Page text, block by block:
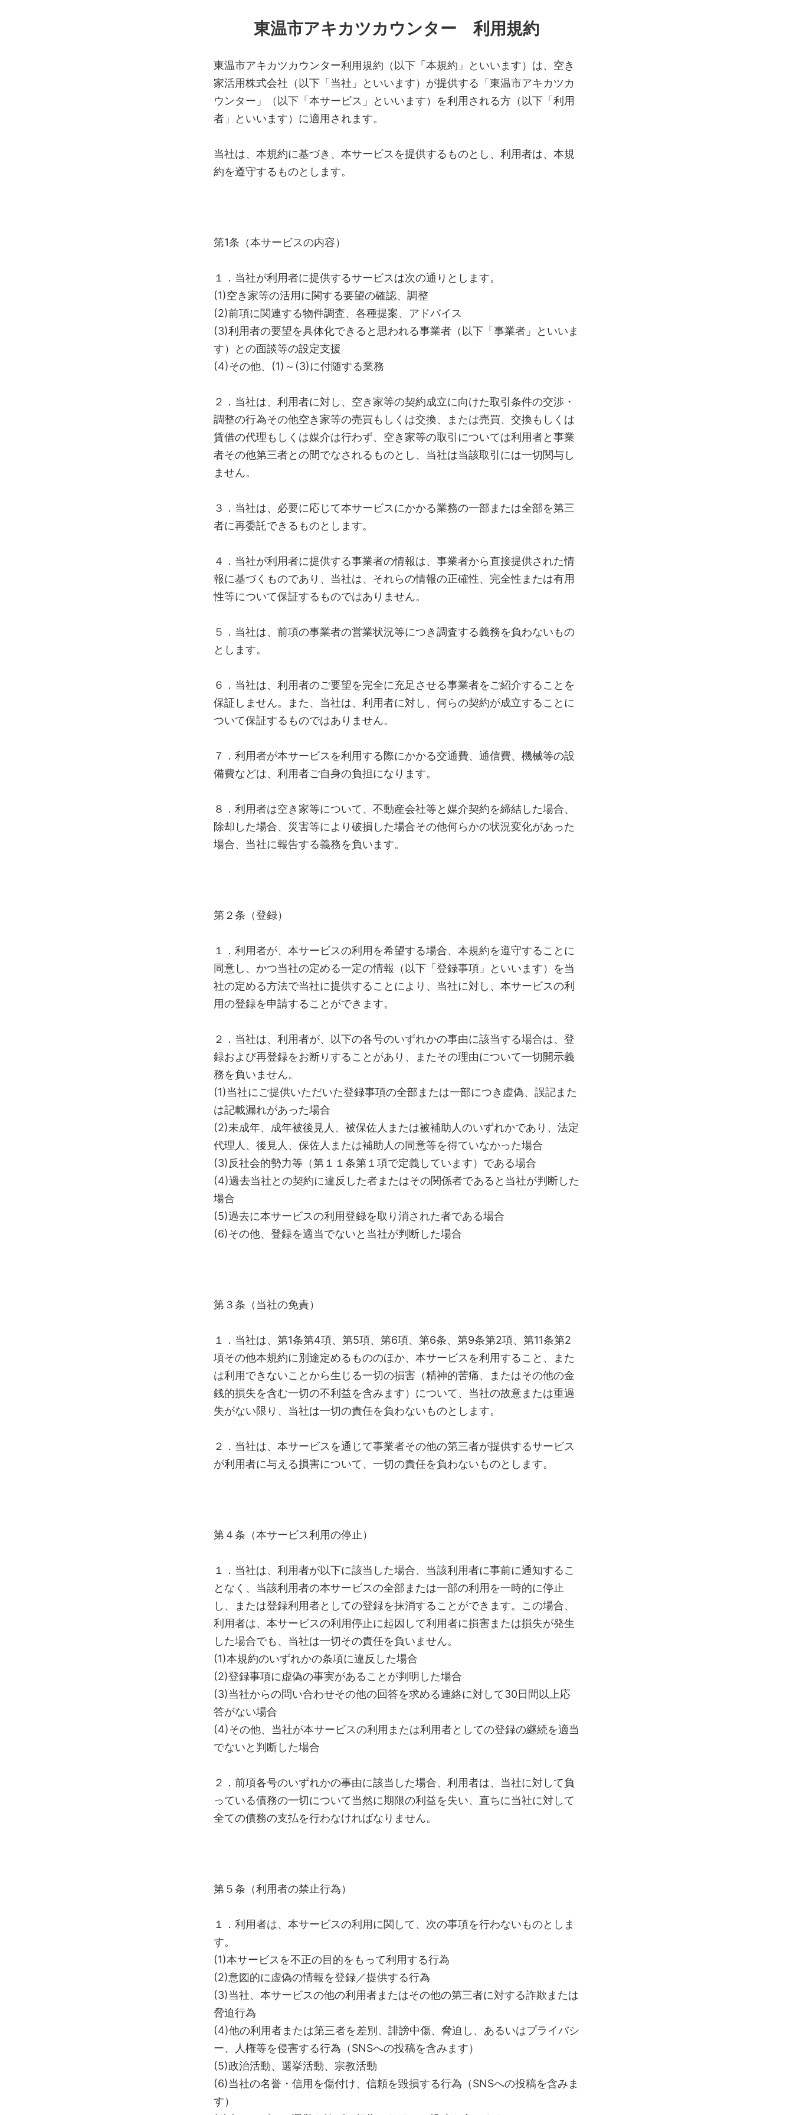
東温市アキカツカウンター 利用規約
東温市アキカツカウンター利用規約（以下「本規約」といいます）は、空き
家活用株式会社（以下「当社」といいます）が提供する「東温市アキカツカ
ウンター」（以下「本サービス」といいます）を利用される方（以下「利用
者」といいます）に適用されます。
当社は、本規約に基づき、本サービスを提供するものとし、利用者は、本規
約を遵守するものとします。
第1条（本サービスの内容）
１．当社が利用者に提供するサービスは次の通りとします。
(1)空き家等の活用に関する要望の確認、調整
(2)前項に関連する物件調査、各種提案、アドバイス
(3)利用者の要望を具体化できると思われる事業者（以下「事業者」といいま
す）との面談等の設定支援
(4)その他、(1)～(3)に付随する業務
２．当社は、利用者に対し、空き家等の契約成立に向けた取引条件の交渉・
調整の行為その他空き家等の売買もしくは交換、または売買、交換もしくは
賃借の代理もしくは媒介は行わず、空き家等の取引については利用者と事業
者その他第三者との間でなされるものとし、当社は当該取引には一切関与し
ません。
３．当社は、必要に応じて本サービスにかかる業務の一部または全部を第三
者に再委託できるものとします。
４．当社が利用者に提供する事業者の情報は、事業者から直接提供された情
報に基づくものであり、当社は、それらの情報の正確性、完全性または有用
性等について保証するものではありません。
５．当社は、前項の事業者の営業状況等につき調査する義務を負わないもの
とします。
６．当社は、利用者のご要望を完全に充足させる事業者をご紹介することを
保証しません。また、当社は、利用者に対し、何らの契約が成立することに
ついて保証するものではありません。
７．利用者が本サービスを利用する際にかかる交通費、通信費、機械等の設
備費などは、利用者ご自身の負担になります。
８．利用者は空き家等について、不動産会社等と媒介契約を締結した場合、
除却した場合、災害等により破損した場合その他何らかの状況変化があった
場合、当社に報告する義務を負います。
第２条（登録）
１．利用者が、本サービスの利用を希望する場合、本規約を遵守することに
同意し、かつ当社の定める一定の情報（以下「登録事項」といいます）を当
社の定める方法で当社に提供することにより、当社に対し、本サービスの利
用の登録を申請することができます。
２．当社は、利用者が、以下の各号のいずれかの事由に該当する場合は、登
録および再登録をお断りすることがあり、またその理由について一切開示義
務を負いません。
(1)当社にご提供いただいた登録事項の全部または一部につき虚偽、誤記また
は記載漏れがあった場合
(2)未成年、成年被後見人、被保佐人または被補助人のいずれかであり、法定
代理人、後見人、保佐人または補助人の同意等を得ていなかった場合
(3)反社会的勢力等（第１１条第１項で定義しています）である場合
(4)過去当社との契約に違反した者またはその関係者であると当社が判断した
場合
(5)過去に本サービスの利用登録を取り消された者である場合
(6)その他、登録を適当でないと当社が判断した場合
第３条（当社の免責）
１．当社は、第1条第4項、第5項、第6項、第6条、第9条第2項、第11条第2
項その他本規約に別途定めるもののほか、本サービスを利用すること、また
は利用できないことから生じる一切の損害（精神的苦痛、またはその他の金
銭的損失を含む一切の不利益を含みます）について、当社の故意または重過
失がない限り、当社は一切の責任を負わないものとします。
２．当社は、本サービスを通じて事業者その他の第三者が提供するサービス
が利用者に与える損害について、一切の責任を負わないものとします。
第４条（本サービス利用の停止）
１．当社は、利用者が以下に該当した場合、当該利用者に事前に通知するこ
となく、当該利用者の本サービスの全部または一部の利用を一時的に停止
し、または登録利用者としての登録を抹消することができます。この場合、
利用者は、本サービスの利用停止に起因して利用者に損害または損失が発生
した場合でも、当社は一切その責任を負いません。
(1)本規約のいずれかの条項に違反した場合
(2)登録事項に虚偽の事実があることが判明した場合
(3)当社からの問い合わせその他の回答を求める連絡に対して30日間以上応
答がない場合
(4)その他、当社が本サービスの利用または利用者としての登録の継続を適当
でないと判断した場合
２．前項各号のいずれかの事由に該当した場合、利用者は、当社に対して負
っている債務の一切について当然に期限の利益を失い、直ちに当社に対して
全ての債務の支払を行わなければなりません。
第５条（利用者の禁止行為）
１．利用者は、本サービスの利用に関して、次の事項を行わないものとしま
す。
(1)本サービスを不正の目的をもって利用する行為
(2)意図的に虚偽の情報を登録／提供する行為
(3)当社、本サービスの他の利用者またはその他の第三者に対する詐欺または
脅迫行為
(4)他の利用者または第三者を差別、誹謗中傷、脅迫し、あるいはプライバシ
ー、人権等を侵害する行為（SNSへの投稿を含みます）
(5)政治活動、選挙活動、宗教活動
(6)当社の名誉・信用を傷付け、信頼を毀損する行為（SNSへの投稿を含みま
す）